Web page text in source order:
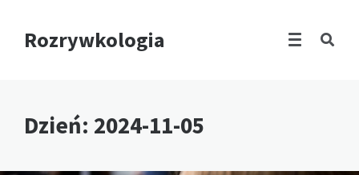
Rozrywkologia
Dzień: 2024-11-05